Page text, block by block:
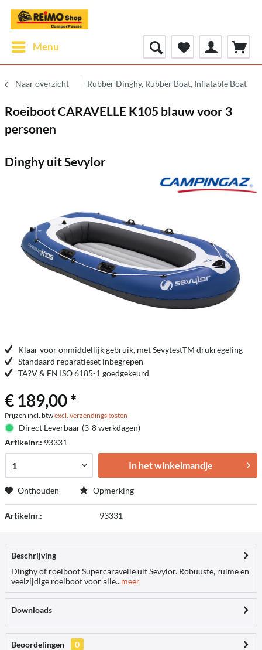
Menu
Naar overzicht Rubber Dinghy, Rubber Boat, Inflatable Boat
Roeiboot CARAVELLE K105 blauw voor 3
personen
Dinghy uit Sevylor
Klaar voor onmiddellijk gebruik, met SevytestTM drukregeling
Standaard reparatieset inbegrepen
TÃ?V & EN ISO 6185-1 goedgekeurd
€ 189,00 *
Prijzen incl. btwexcl. verzendingskosten
Direct Leverbaar (3-8 werkdagen)
Artikelnr.: 93331
In het winkelmandje
Onthouden Opmerking
Artikelnr.: 93331
Beschrijving
Dinghy of roeiboot Supercaravelle uit Sevylor. Robuuste, ruime en
veelzijdige roeiboot voor alle...meer
Downloads
Beoordelingen
0